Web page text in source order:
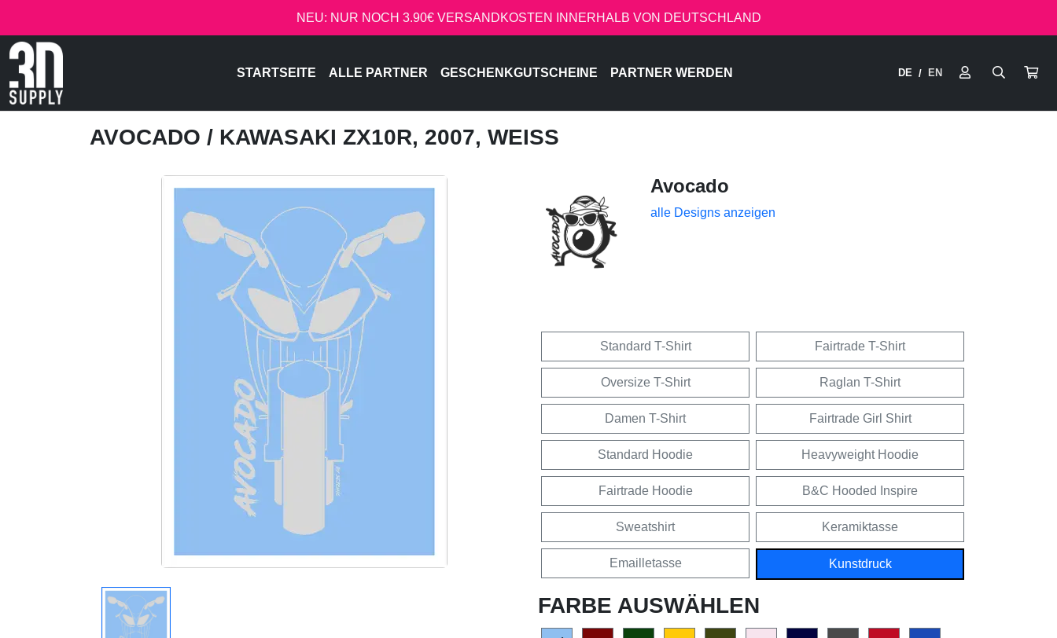
NEU: NUR NOCH 3.90€ VERSANDKOSTEN INNERHALB VON DEUTSCHLAND
STARTSEITE ALLE PARTNER GESCHENKGUTSCHEINE PARTNER WERDEN DE / EN
AVOCADO / KAWASAKI ZX10R, 2007, WEISS
Avocado
alle Designs anzeigen
Standard T-Shirt Fairtrade T-Shirt
Oversize T-Shirt Raglan T-Shirt
Damen T-Shirt Fairtrade Girl Shirt
Standard Hoodie Heavyweight Hoodie
Fairtrade Hoodie B&C Hooded Inspire
Sweatshirt Keramiktasse
Emailletasse Kunstdruck
FARBE AUSWÄHLEN